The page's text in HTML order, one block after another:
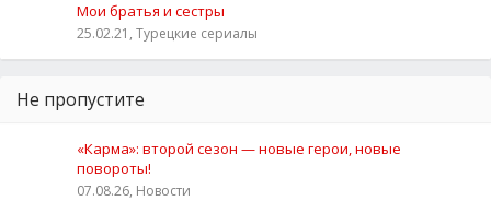
Мои братья и сестры
25.02.21, Турецкие сериалы
Не пропустите
«Карма»: второй сезон — новые герои, новые
повороты!
07.08.26, Новости